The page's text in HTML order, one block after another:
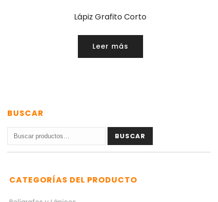
Lápiz Grafito Corto
Leer más
BUSCAR
Buscar
por:
BUSCAR
CATEGORÍAS DEL PRODUCTO